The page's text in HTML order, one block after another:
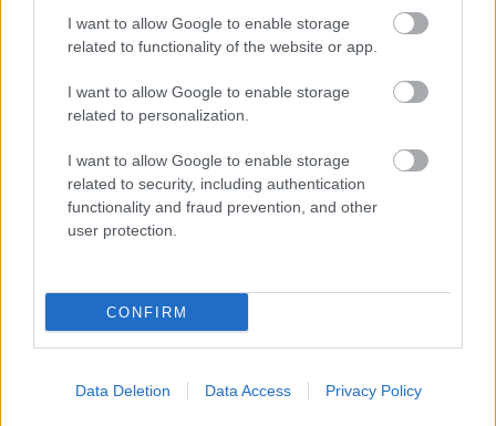
I want to allow Google to enable storage
related to functionality of the website or app.
I want to allow Google to enable storage
related to personalization.
I want to allow Google to enable storage
related to security, including authentication
functionality and fraud prevention, and other
user protection.
CONFIRM
Data Deletion Data Access Privacy Policy
meg e-mail címét:
Megismertem és elfogadom a GDPR-szabályzat ot
legfrissebb információkkal és exkluzív tartalmakkal hétről hétre
postaládájába érkezik!
Szolnokon egy kulcsfontosságú körforgalmat részlegesen
lezárnak a napokban, a közlekedés az átlagost is meghaladó